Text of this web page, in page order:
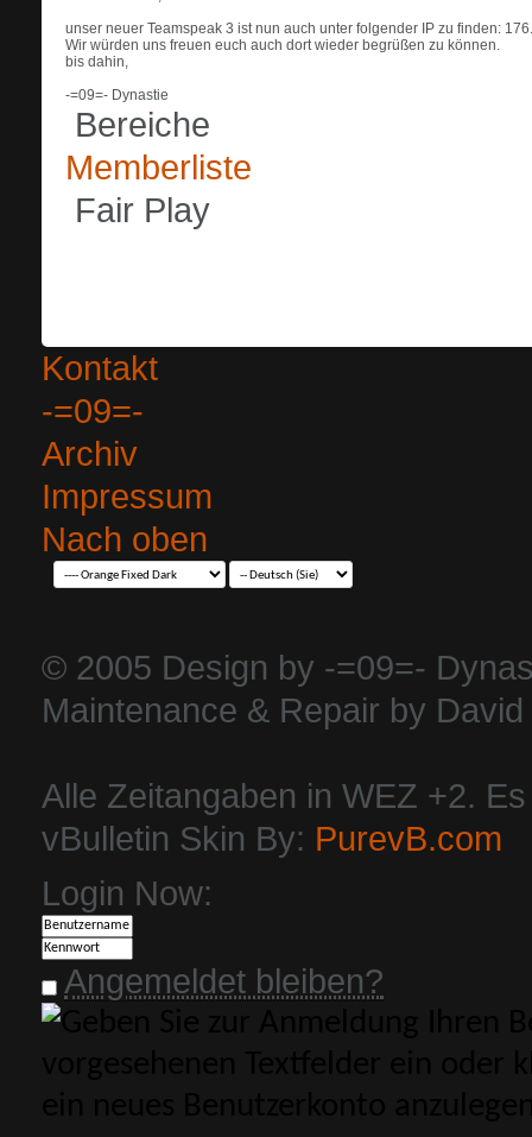
unser neuer Teamspeak 3 ist nun auch unter folgender IP zu finden:
Wir würden uns freuen euch auch dort wieder begrüßen zu können.
bis dahin,
-=09=- Dynastie
Bereiche
Memberliste
Fair Play
Kontakt
-=09=-
Archiv
Impressum
Nach oben
© 2005 Design by -=09=-
Maintenance & Repair by
Alle Zeitangaben in WEZ +2.
vBulletin Skin By: PurevB.com
Login Now:
Angemeldet bleiben?